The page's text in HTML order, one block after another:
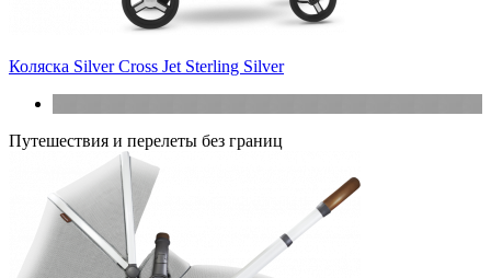
Коляска Silver Cross Jet Sterling Silver
Путешествия и перелеты без границ